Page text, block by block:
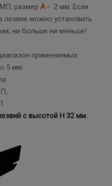
размер А - 2 мм. Если
можно установить
ни больше ни меньше!
применяемых
5 мм.
с высотой Н 32 мм.